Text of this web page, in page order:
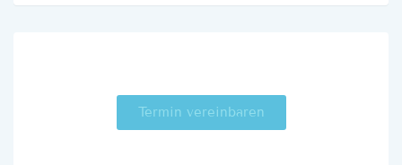
Termin vereinbaren